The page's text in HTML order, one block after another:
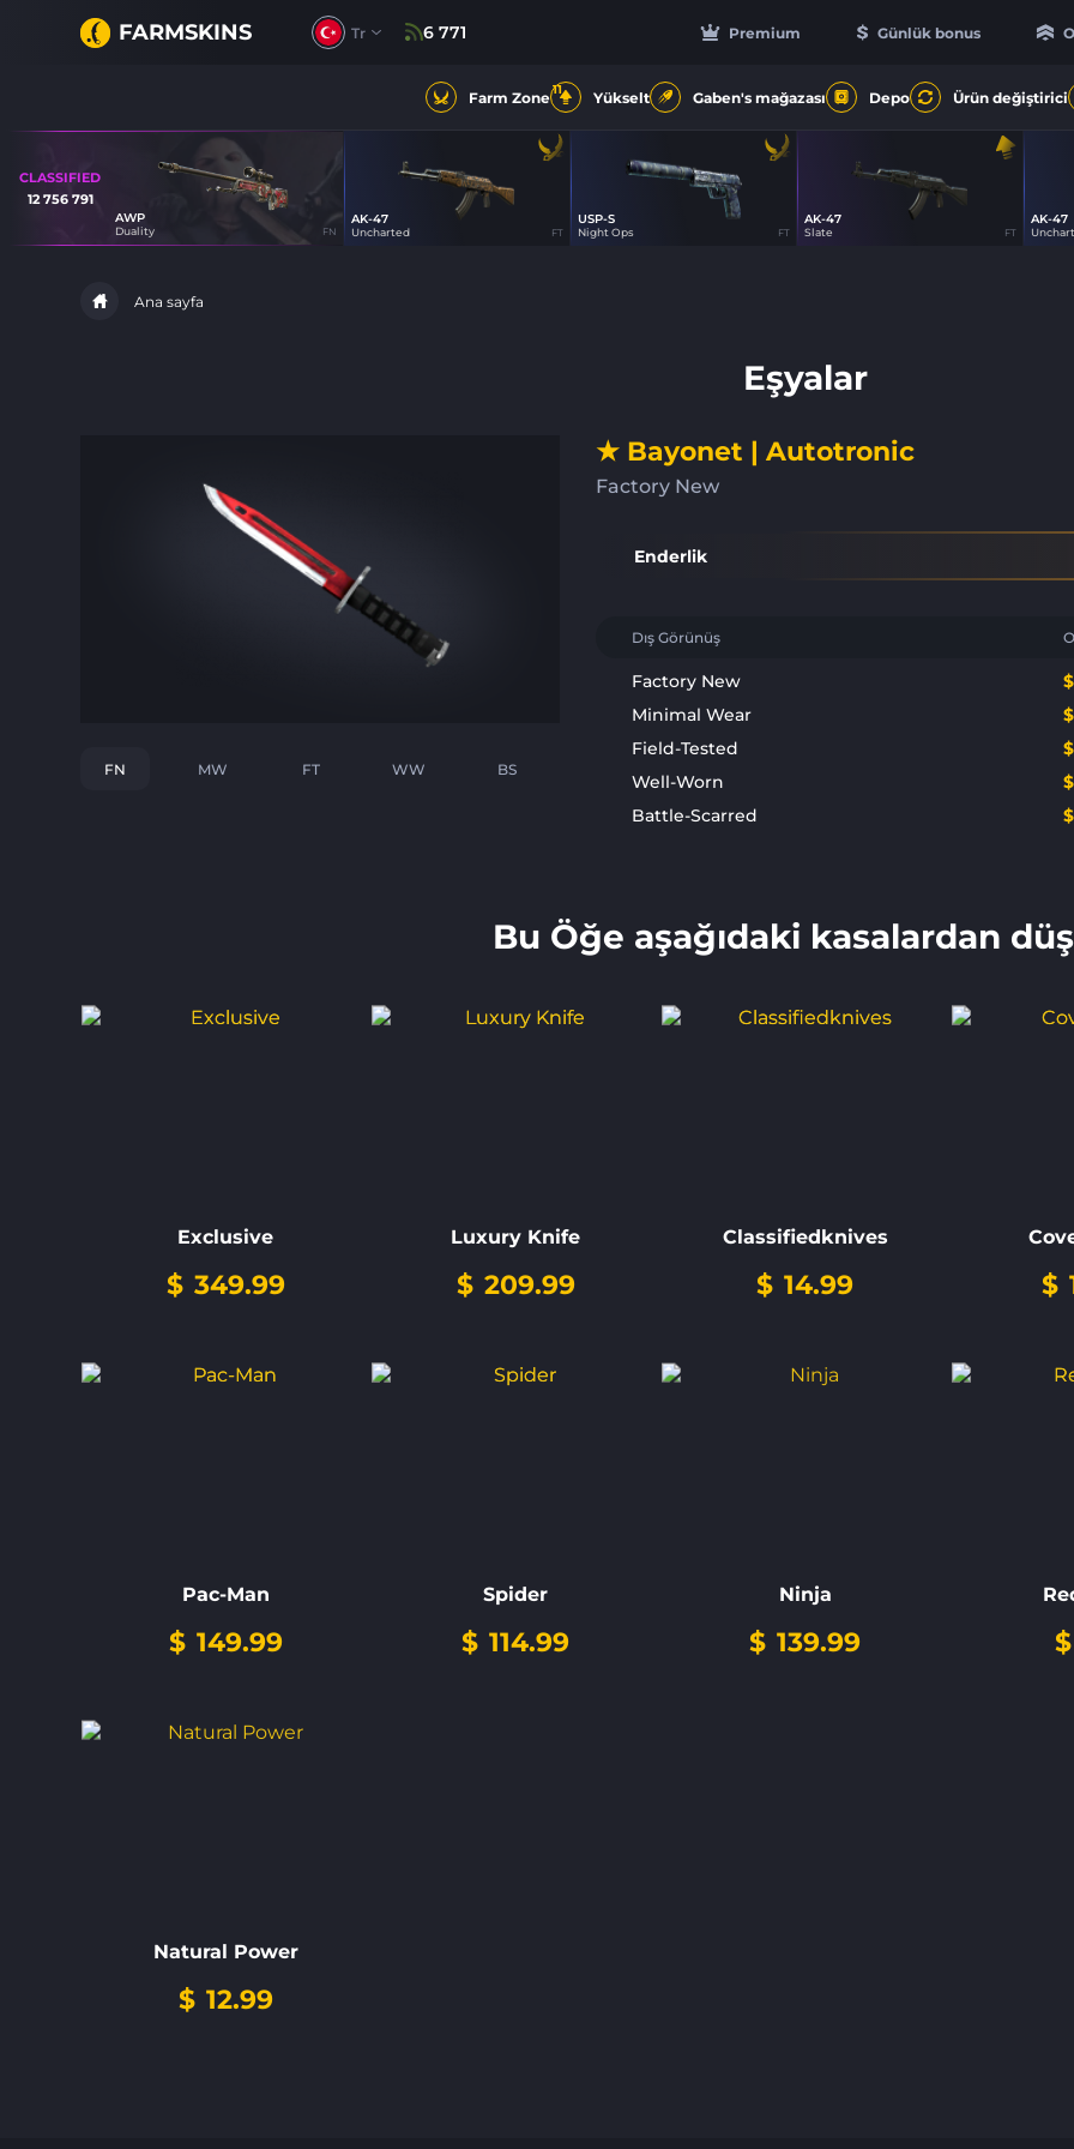
FARMSKINS Premium Günlük bonus
Tr 6 771
Farm Zone11 Yükselt Gaben's mağazası Depo Ürün değiştirici
CLASSIFIED
12 756 791
AWP
Duality FN
AK-47
Uncharted FT
USP-S
Night Ops FT
AK-47
Slate FT
AK-47
Ana sayfa
Eşyalar
FN MW FT WW BS
★ Bayonet | Autotronic
Factory New
Enderlik
Dış Görünüş
Factory New
Minimal Wear
Field-Tested
Well-Worn
Battle-Scarred
Bu Öğe aşağıdaki kasalardan
Exclusive
$ 349.99
Luxury Knife
$ 209.99
Classifiedknives
$ 14.99 $
Pac-Man
$ 149.99
Spider
$ 114.99
Ninja
$ 139.99 $
Natural Power
$ 12.99